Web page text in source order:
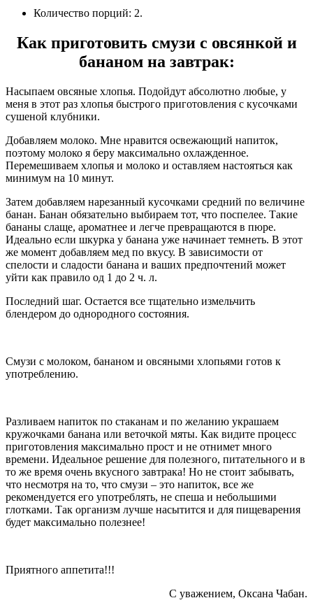
Количество порций: 2.
Как приготовить смузи с овсянкой и
бананом на завтрак:
Насыпаем овсяные хлопья. Подойдут абсолютно любые, у
меня в этот раз хлопья быстрого приготовления с кусочками
сушеной клубники.
Добавляем молоко. Мне нравится освежающий напиток,
поэтому молоко я беру максимально охлажденное.
Перемешиваем хлопья и молоко и оставляем настояться как
минимум на 10 минут.
Затем добавляем нарезанный кусочками средний по величине
банан. Банан обязательно выбираем тот, что поспелее. Такие
бананы слаще, ароматнее и легче превращаются в пюре.
Идеально если шкурка у банана уже начинает темнеть. В этот
же момент добавляем мед по вкусу. В зависимости от
спелости и сладости банана и ваших предпочтений может
уйти как правило од 1 до 2 ч. л.
Последний шаг. Остается все тщательно измельчить
блендером до однородного состояния.
Смузи с молоком, бананом и овсяными хлопьями готов к
употреблению.
Разливаем напиток по стаканам и по желанию украшаем
кружочками банана или веточкой мяты. Как видите процесс
приготовления максимально прост и не отнимет много
времени. Идеальное решение для полезного, питательного и в
то же время очень вкусного завтрака! Но не стоит забывать,
что несмотря на то, что смузи – это напиток, все же
рекомендуется его употреблять, не спеша и небольшими
глотками. Так организм лучше насытится и для пищеварения
будет максимально полезнее!
Приятного аппетита!!!
С уважением, Оксана Чабан.